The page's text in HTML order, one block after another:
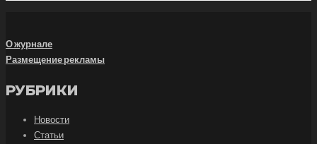
О журнале
Размещение рекламы
РУБРИКИ
Новости
Статьи